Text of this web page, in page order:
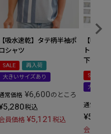
【吸水速乾】タテ柄半袖ポ
シャツ
SALE
再入荷
大きいサイズあり
常価格 ¥6,600のところ
5,280税込
員価格 ¥5,121税込
【吸水
トアッ
下セット
SALE
大きい
通常価格
¥5,192
会員価格